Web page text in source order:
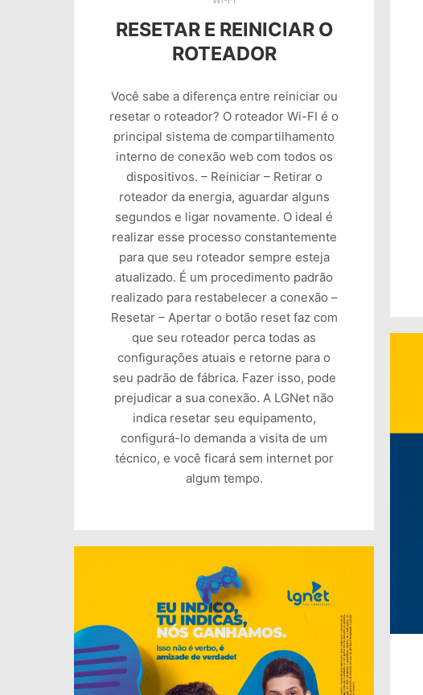
RESETAR E REINICIAR O
ROTEADOR
Você sabe a diferença entre reiniciar ou
resetar o roteador? O roteador Wi-FI é o
principal sistema de compartilhamento
interno de conexão web com todos os
dispositivos. – Reiniciar – Retirar o
roteador da energia, aguardar alguns
segundos e ligar novamente. O ideal é
realizar esse processo constantemente
para que seu roteador sempre esteja
atualizado. É um procedimento padrão
realizado para restabelecer a conexão –
Resetar – Apertar o botão reset faz com
que seu roteador perca todas as
configurações atuais e retorne para o
seu padrão de fábrica. Fazer isso, pode
prejudicar a sua conexão. A LGNet não
indica resetar seu equipamento,
configurá-lo demanda a visita de um
técnico, e você ficará sem internet por
algum tempo.